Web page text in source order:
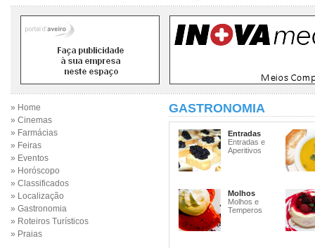
» Home
» Cinemas
» Farmácias
» Feiras
» Eventos
» Horóscopo
» Classificados
» Localização
» Gastronomia
» Roteiros Turísticos
» Praias
GASTRONOMIA
Entradas
Entradas e
Aperitivos
Molhos
Molhos e
Temperos